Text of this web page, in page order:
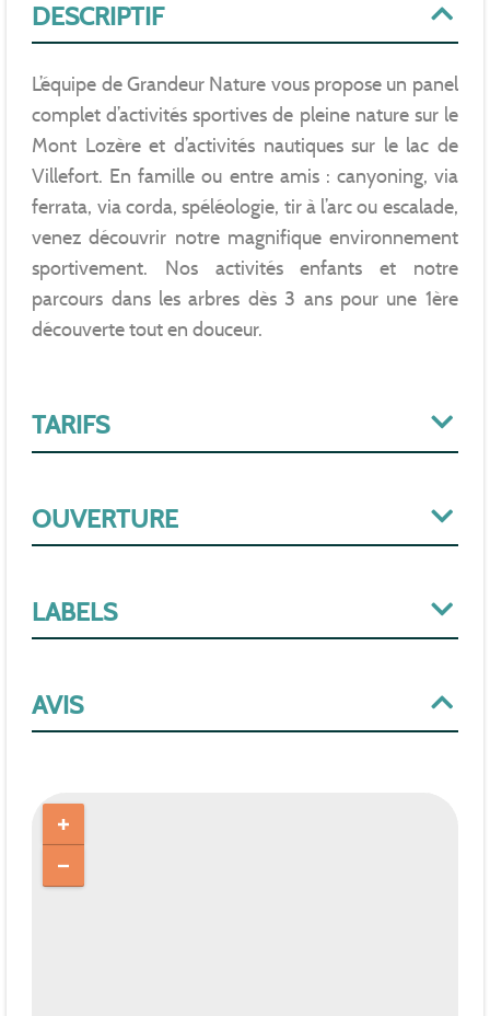
DESCRIPTIF
L’équipe de Grandeur Nature vous propose un panel
complet d’activités sportives de pleine nature sur le
Mont Lozère et d’activités nautiques sur le lac de
Villefort. En famille ou entre amis : canyoning, via
ferrata, via corda, spéléologie, tir à l’arc ou escalade,
venez découvrir notre magnifique environnement
sportivement. Nos activités enfants et notre
parcours dans les arbres dès 3 ans pour une 1ère
découverte tout en douceur.
TARIFS
OUVERTURE
LABELS
AVIS